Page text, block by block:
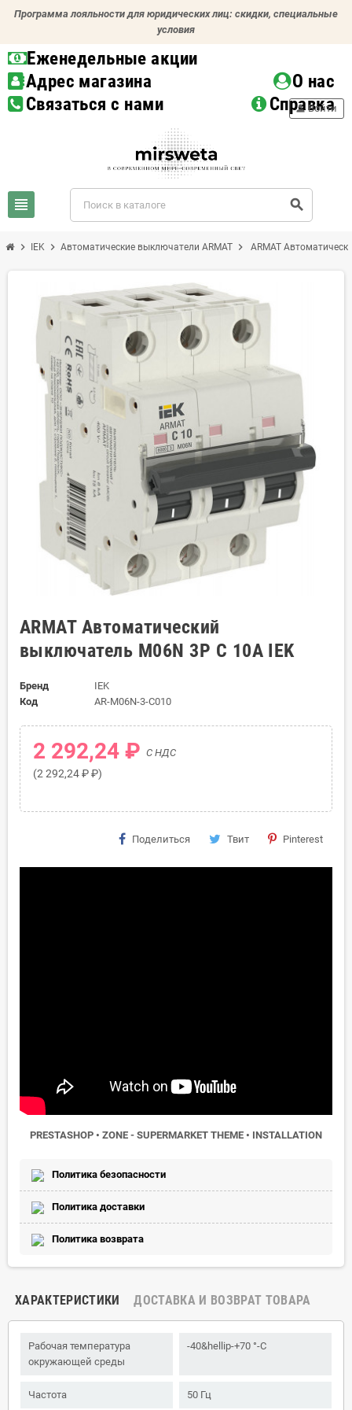
Программа лояльности для юридических лиц: скидки, специальные
условия
Еженедельные акции
Адрес магазина
О нас
Связаться с нами
Справка
view_headline search
person Войти
chevron_right IEK chevron_right Автоматические выключатели ARMAT chevron_right ARMAT
ARMAT Автоматический
выключатель M06N 3P C 10А IEK
Бренд
IEK
Код
AR-M06N-3-C010
2 292,24 ₽ С НДС
(2 292,24 ₽ ₽)
Поделиться Твит Pinterest
PRESTASHOP • ZONE - SUPERMARKET THEME • INSTALLATION
Политика безопасности
Политика доставки
Политика возврата
ХАРАКТЕРИСТИКИ ДОСТАВКА И ВОЗВРАТ ТОВАРА
Рабочая температура
окружающей среды
-40&hellip-+70 °-C
Частота 50 Гц